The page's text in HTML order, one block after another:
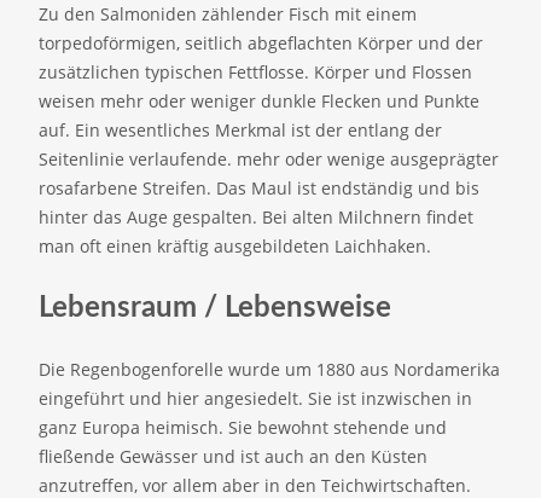
Zu den Salmoniden zählender Fisch mit einem
torpedoförmigen, seitlich abgeflachten Körper und der
zusätzlichen typischen Fettflosse. Körper und Flossen
weisen mehr oder weniger dunkle Flecken und Punkte
auf. Ein wesentliches Merkmal ist der entlang der
Seitenlinie verlaufende. mehr oder wenige ausgeprägter
rosafarbene Streifen. Das Maul ist endständig und bis
hinter das Auge gespalten. Bei alten Milchnern findet
man oft einen kräftig ausgebildeten Laichhaken.
Lebensraum / Lebensweise
Die Regenbogenforelle wurde um 1880 aus Nordamerika
eingeführt und hier angesiedelt. Sie ist inzwischen in
ganz Europa heimisch. Sie bewohnt stehende und
fließende Gewässer und ist auch an den Küsten
anzutreffen, vor allem aber in den Teichwirtschaften.